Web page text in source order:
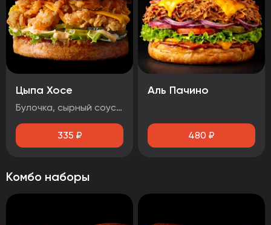
Цыпа Хосе
Булочка, сырный соус, маринованный огурец, айсберг, сыр чеддер, стрипсы
335 ₽
Аль Пачино
480 ₽
Комбо наборы